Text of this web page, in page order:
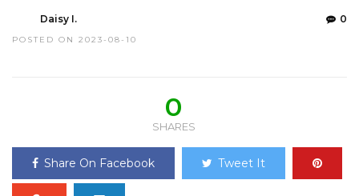
Daisy I.
POSTED ON 2023-08-10
0
0
SHARES
Share On Facebook Tweet It